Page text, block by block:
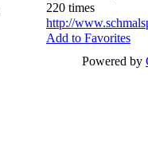
220 times
http://
Add to Favorites
Powered by